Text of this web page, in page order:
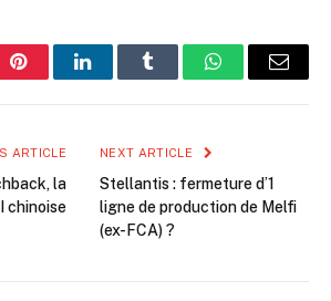
PinterestLinkedInTumblr WhatsAppEmail
ARTICLE
la
chinoise
NEXT ARTICLE
Stellantis : fermeture d’1
ligne de production de Melfi
(ex-FCA) ?